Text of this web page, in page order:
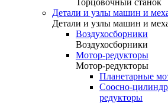
Торцовочный станок
Детали и узлы машин и
Детали и узлы машин и
Воздухосборники
Воздухосборники
Мотор-редукторы
Мотор-редукторы
Планетарные
Соосно-
редукторы